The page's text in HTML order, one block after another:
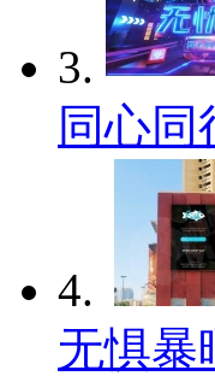
3.
同心
4.
无惧暴